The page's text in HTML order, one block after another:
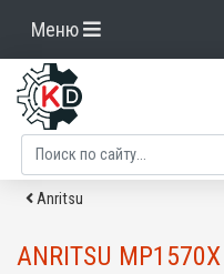
Меню
Anritsu
ANRITSU MP1570X